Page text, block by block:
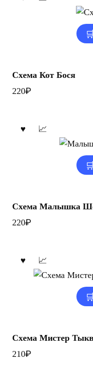
Схема Кот Бося
220₽
Схема Малышка
220₽
Схема Мистер
210₽